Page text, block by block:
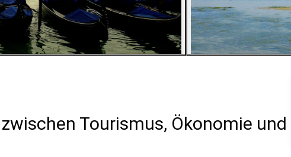
Tourismus, Ökonomie und